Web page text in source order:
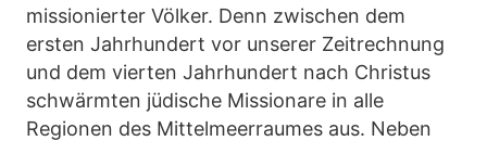
missionierter Völker. Denn zwischen dem
ersten Jahrhundert vor unserer Zeitrechnung
und dem vierten Jahrhundert nach Christus
schwärmten jüdische Missionare in alle
Regionen des Mittelmeerraumes aus. Neben